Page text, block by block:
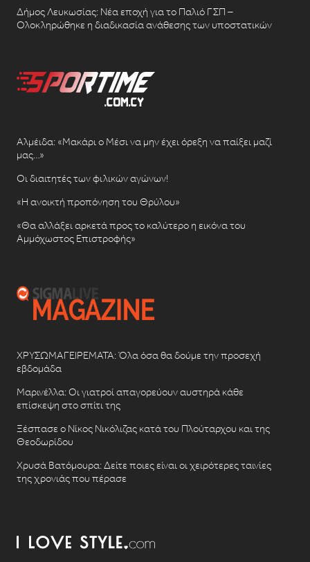
Δήμος Λευκωσίας: Νέα εποχή για το Παλιό ΓΣΠ –
Ολοκληρώθηκε η διαδικασία ανάθεσης των υποστατικών
Αλμέιδα: «Μακάρι ο Μέσι να μην έχει όρεξη να παίξει μαζί
μας…»
Οι διαιτητές των φιλικών αγώνων!
«Η ανοικτή προπόνηση του Θρύλου»
«Θα αλλάξει αρκετά προς το καλύτερο η εικόνα του
Αμμόχωστος Επιστροφής»
ΧΡΥΣΩΜΑΓΕΙΡΕΜΑΤΑ: Όλα όσα θα δούμε την προσεχή
εβδομάδα
Μαρινέλλα: Οι γιατροί απαγορεύουν αυστηρά κάθε
επίσκεψη στο σπίτι της
Ξέσπασε ο Νίκος Νικόλιζας κατά του Πλούταρχου και της
Θεοδωρίδου
Χρυσά Βατόμουρα: Δείτε ποιες είναι οι χειρότερες ταινίες
της χρονιάς που πέρασε